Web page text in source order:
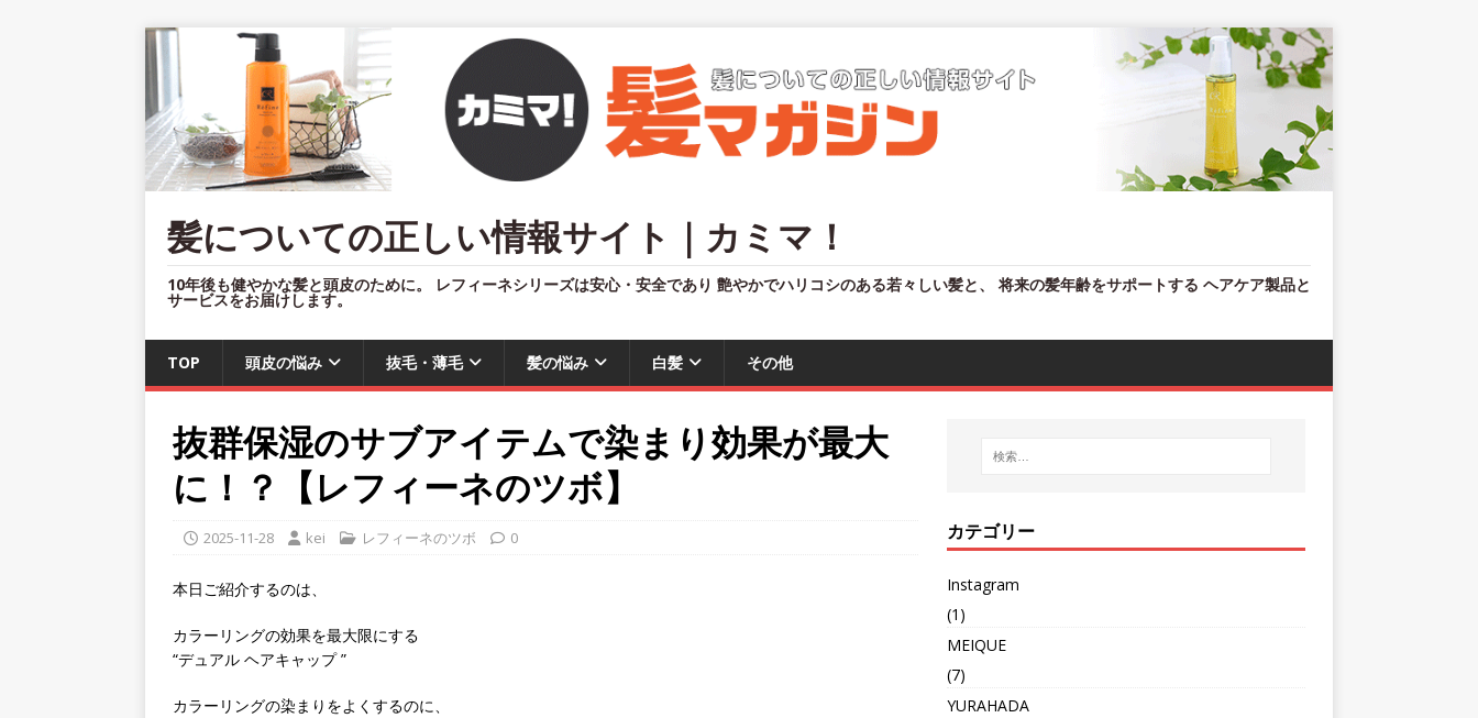
髪についての正しい情報サイト｜カミマ！
10年後も健やかな髪と頭皮のために。 レフィーネシリーズは安心・安全であり 艶やかでハリコシのある若々しい髪と、 将来の髪年齢をサポートする ヘアケア製品と
サービスをお届けします。
TOP 頭皮の悩み 抜毛・薄毛 髪の悩み 白髪 その他
抜群保湿のサブアイテムで染まり効果が最大
に！？【レフィーネのツボ】
2025-11-28 kei レフィーネのツボ 0
本日ご紹介するのは、
カラーリングの効果を最大限にする
“デュアル ヘアキャップ ”
カラーリングの染まりをよくするのに、
カテゴリー
Instagram
(1)
MEIQUE
(7)
YURAHADA